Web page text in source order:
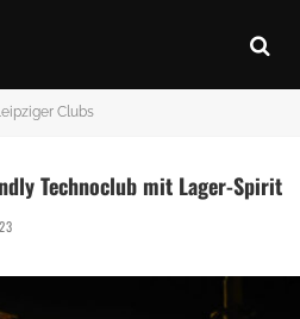
Clubs
Technoclub mit Lager-Spirit